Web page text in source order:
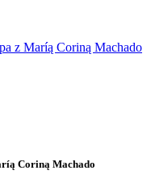
Coriną Machado